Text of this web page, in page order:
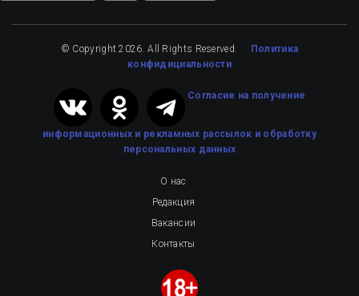
© Copyright 2026. All Rights Reserved.
Политика
конфидициальности
Cогласие на получение
информационных и рекламных рассылок и обработку
персональных данных
О нас
Редакция
Вакансии
Контакты